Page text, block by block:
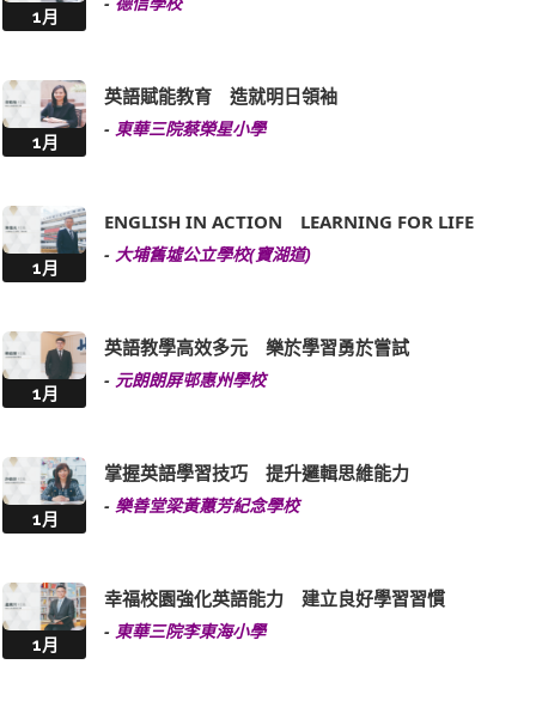
1月
1月
英語賦能教育 造就明日領袖
- 東華三院蔡榮星小學
1月
ENGLISH IN ACTION LEARNING FOR LIFE
- 大埔舊墟公立學校(寶湖道)
1月
英語教學高效多元 樂於學習勇於嘗試
- 元朗朗屏邨惠州學校
1月
掌握英語學習技巧 提升邏輯思維能力
- 樂善堂梁黃蕙芳紀念學校
1月
幸福校園強化英語能力 建立良好學習習慣
- 東華三院李東海小學